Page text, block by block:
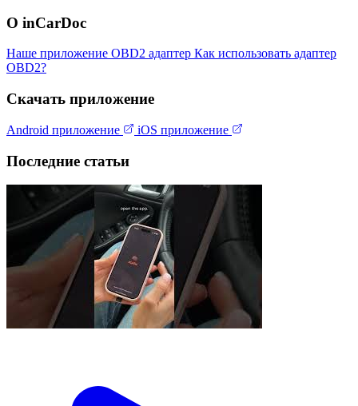
О inCarDoc
Наше приложение OBD2 адаптер Как использовать адаптер
OBD2?
Скачать приложение
Android приложение iOS приложение
Последние статьи